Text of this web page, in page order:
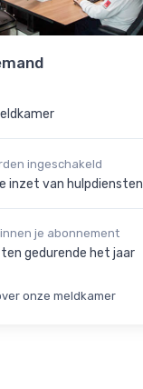
ingeschakeld
inzet van hulpdiensten
je abonnement
gedurende het jaar
onze meldkamer